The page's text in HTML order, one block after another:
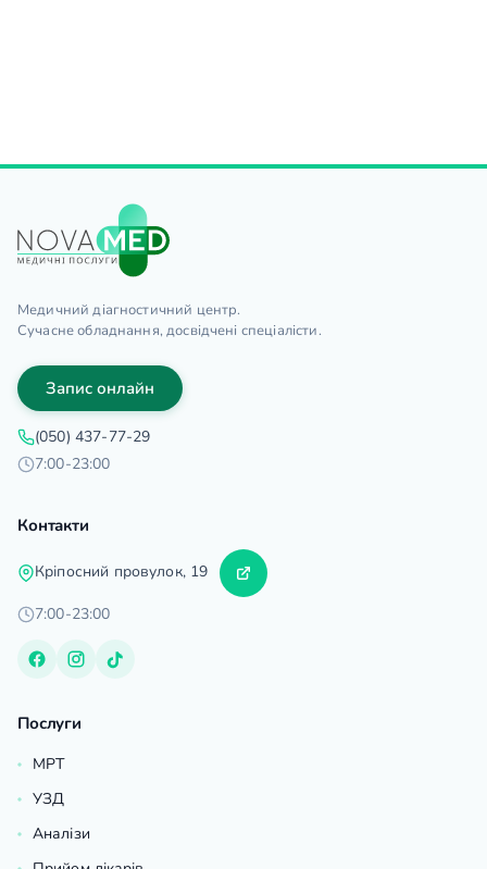
Медичний діагностичний центр.
Сучасне обладнання, досвідчені спеціалісти.
Запис онлайн
(050) 437-77-29
7:00-23:00
Контакти
Кріпосний провулок, 19
7:00-23:00
Послуги
МРТ
УЗД
Аналізи